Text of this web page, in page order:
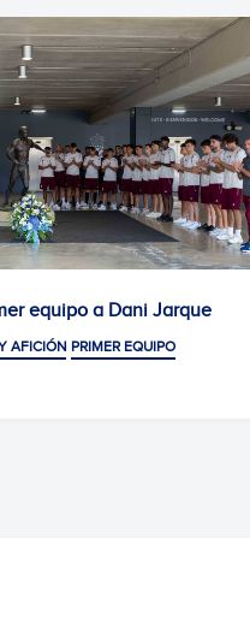
equipo a Dani Jarque
AFICIÓN PRIMER EQUIPO